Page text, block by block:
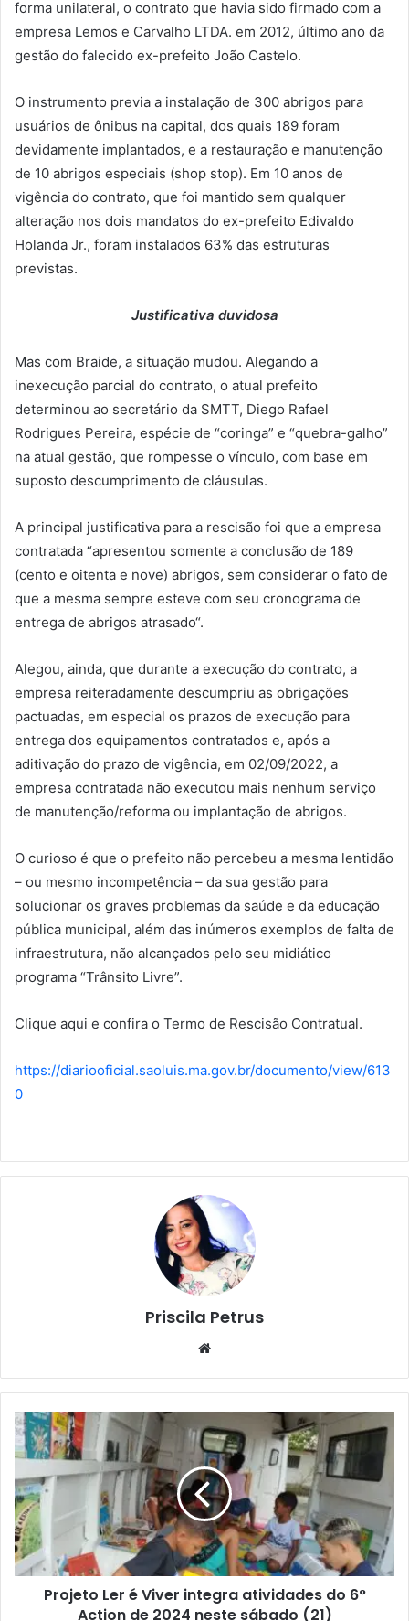
forma unilateral, o contrato que havia sido firmado com a
empresa Lemos e Carvalho LTDA. em 2012, último ano da
gestão do falecido ex-prefeito João Castelo.
O instrumento previa a instalação de 300 abrigos para
usuários de ônibus na capital, dos quais 189 foram
devidamente implantados, e a restauração e manutenção
de 10 abrigos especiais (shop stop). Em 10 anos de
vigência do contrato, que foi mantido sem qualquer
alteração nos dois mandatos do ex-prefeito Edivaldo
Holanda Jr., foram instalados 63% das estruturas
previstas.
Justificativa duvidosa
Mas com Braide, a situação mudou. Alegando a
inexecução parcial do contrato, o atual prefeito
determinou ao secretário da SMTT, Diego Rafael
Rodrigues Pereira, espécie de “coringa” e “quebra-galho”
na atual gestão, que rompesse o vínculo, com base em
suposto descumprimento de cláusulas.
A principal justificativa para a rescisão foi que a empresa
contratada “apresentou somente a conclusão de 189
(cento e oitenta e nove) abrigos, sem considerar o fato de
que a mesma sempre esteve com seu cronograma de
entrega de abrigos atrasado“.
Alegou, ainda, que durante a execução do contrato, a
empresa reiteradamente descumpriu as obrigações
pactuadas, em especial os prazos de execução para
entrega dos equipamentos contratados e, após a
aditivação do prazo de vigência, em 02/09/2022, a
empresa contratada não executou mais nenhum serviço
de manutenção/reforma ou implantação de abrigos.
O curioso é que o prefeito não percebeu a mesma lentidão
– ou mesmo incompetência – da sua gestão para
solucionar os graves problemas da saúde e da educação
pública municipal, além das inúmeros exemplos de falta de
infraestrutura, não alcançados pelo seu midiático
programa “Trânsito Livre”.
Clique aqui e confira o Termo de Rescisão Contratual.
https://diariooficial.saoluis.ma.gov.br/documento/view/613
0
Priscila Petrus
te
P
r
o
j
e
t
o
L
e
Projeto Ler é Viver integra atividades do 6°
Action de 2024 neste sábado (21)